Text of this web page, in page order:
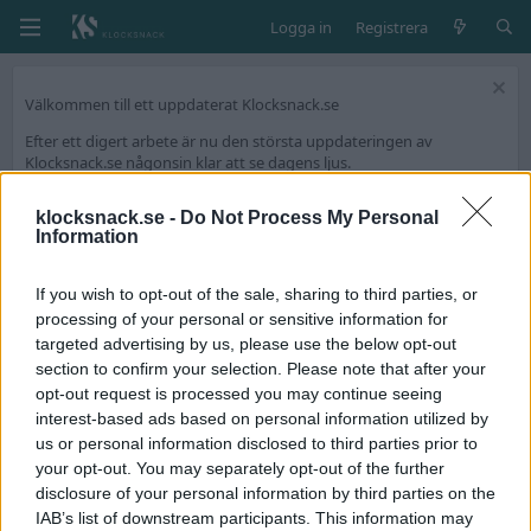
klocksnack.se - Do Not Process My Personal
Information
If you wish to opt-out of the sale, sharing to third parties, or
processing of your personal or sensitive information for
targeted advertising by us, please use the below opt-out
section to confirm your selection. Please note that after your
opt-out request is processed you may continue seeing
interest-based ads based on personal information utilized by
us or personal information disclosed to third parties prior to
your opt-out. You may separately opt-out of the further
disclosure of your personal information by third parties on the
IAB’s list of downstream participants. This information may
Logga in Registrera
Välkommen till ett uppdaterat Klocksnack.se
Efter ett digert arbete är nu den största uppdateringen av
Klocksnack.se någonsin klar att se dagens ljus.
allt fyllt med nya funktioner.
Vi har skapat en tråd på diskussionsdelen för feedback och tekniska
Tack för att ni är med och skapar Skandinaviens bästa klockforum!
/Hook & Leben
Taggar
#köpråd
A Köpråd till min första klocka
Tjena! Mitt intresse av klockor växer alltmer och jag har nu
bestämt mig för att köpa en! Är fortfarande hyfsat okunnig och